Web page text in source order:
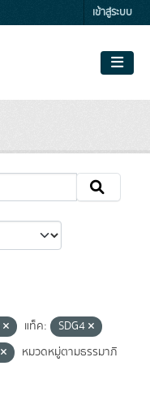
เข้าสู่ระบบ
แท็ค:
SDG4
หมวดหมู่ตามธรรมาภิ